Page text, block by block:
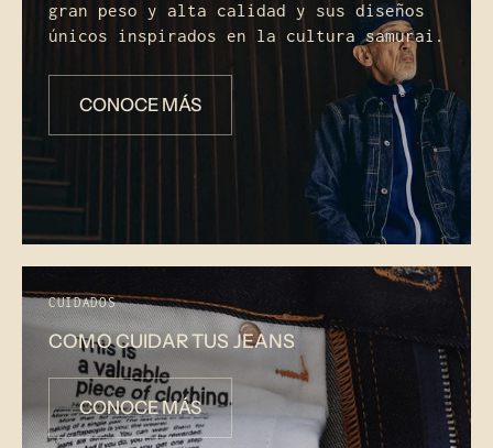
gran peso y alta calidad y sus diseños
únicos inspirados en la cultura samurai.
CONOCE MÁS
CUIDADOS
COMO CUIDAR TUS JEANS
CONOCE MÁS